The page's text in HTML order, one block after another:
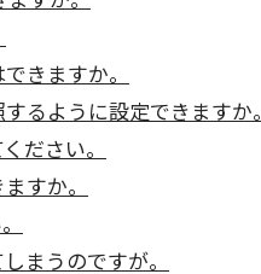
きますか。
るように設定できますか。
ださい。
すか。
まうのですが。